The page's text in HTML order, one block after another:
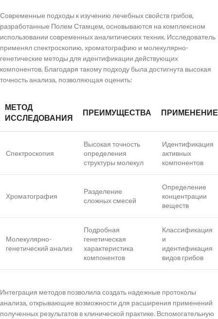
Современные подходы к изучению лечебных свойств грибов,
разработанные Полем Стамцем, основываются на комплексном
использовании современных аналитических техник. Исследователь
применял спектроскопию, хроматографию и молекулярно-
генетические методы для идентификации действующих
компонентов. Благодаря такому подходу была достигнута высокая
точность анализа, позволяющая оценить:
МЕТОД
ИССЛЕДОВАНИЯ
ПРЕИМУЩЕСТВА ПРИМЕНЕНИЕ
Спектроскопия
Высокая точность
определения
структуры молекул
Идентификация
активных
компонентов
Хроматография
Разделение
сложных смесей
Определение
концентрации
веществ
Молекулярно-
генетический анализ
Подробная
генетическая
характеристика
компонентов
Классификация
и
идентификация
видов грибов
Интеграция методов позволила создать надежные протоколы
анализа, открывающие возможности для расширения применений
полученных результатов в клинической практике. Вспомогательную